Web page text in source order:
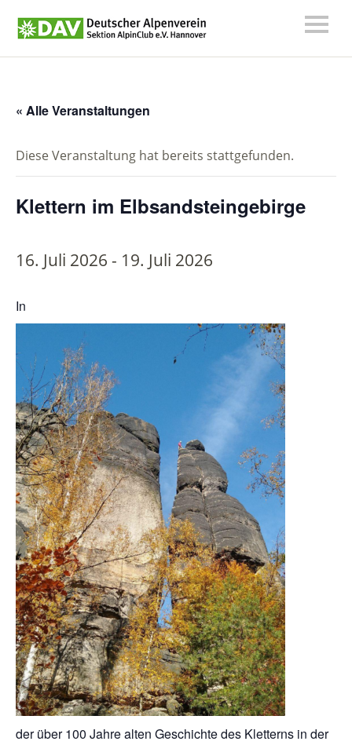
« Alle Veranstaltungen
Diese Veranstaltung hat bereits stattgefunden.
Klettern im Elbsandsteingebirge
16. Juli 2026 - 19. Juli 2026
In
der über 100 Jahre alten Geschichte des Kletterns in der